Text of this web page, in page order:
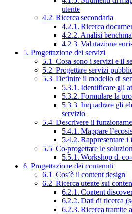
utente
4.2. Ricerca secondaria
4.2.1. Ricerca
4.2.2. Analisi
4.2.3. Valutazione
5. Progettazione dei servizi
5.1. Cosa sono i servizi e il
5.2. Progettare servizi
5.3. Definire il modello di
5.3.1. Identificare gli
5.3.2. Formulare la
5.3.3. Inquadrare gli
servizio
5.4. Descrivere il
5.4.1. Mappare
5.4.2. Rappresentare i
5.5. Co-progettare le
5.5.1. Workshop di
6. Progettazione dei contenuti
6.1. Cos’è il content design
6.2. Ricerca utente sui
6.2.1. Content
6.2.2. Dati di ricerca
6.2.3. Ricerca tramite